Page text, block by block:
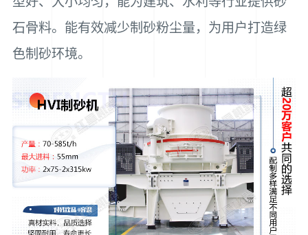
石骨料。能有效减少制砂粉尘量，为用户打造绿
色制砂环境。